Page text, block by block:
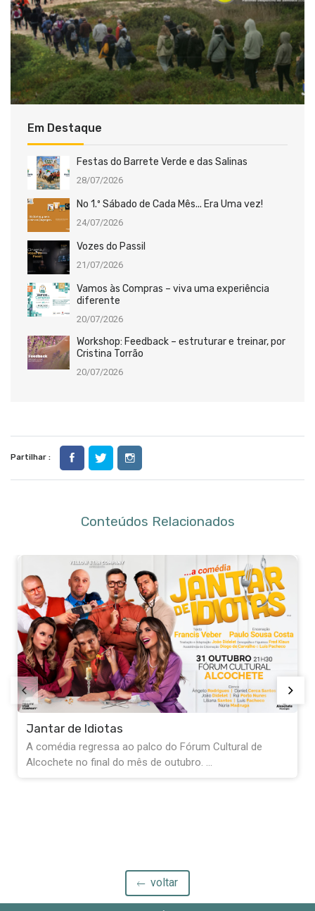
Em Destaque
Festas do Barrete Verde e das Salinas
28/07/2026
No 1.º Sábado de Cada Mês... Era Uma vez!
24/07/2026
Vozes do Passil
21/07/2026
Vamos às Compras – viva uma experiência
diferente
20/07/2026
Workshop: Feedback – estruturar e treinar, por
Cristina Torrão
20/07/2026
Partilhar :
Conteúdos Relacionados
Exposição Fernando Pessoa - “Quanto fui,
quanto não fui, tudo isto sou”
A Biblioteca de Alcochete convida-o a entrar no mundo
voltar